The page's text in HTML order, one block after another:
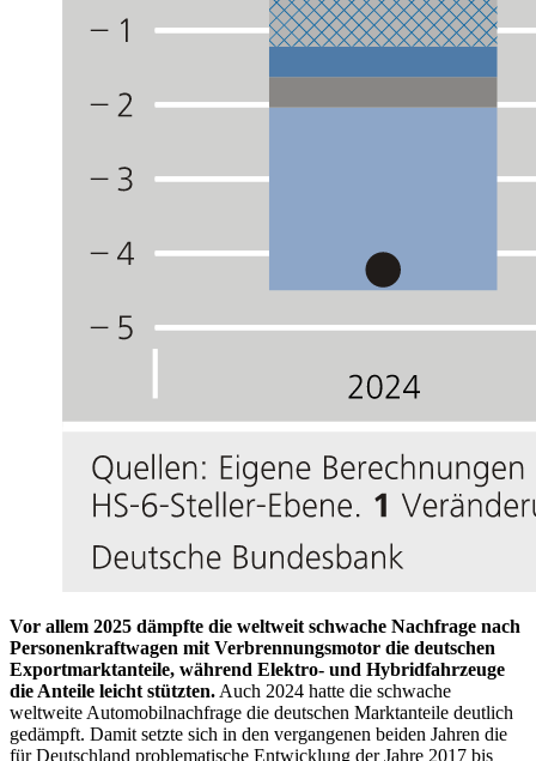
Vor allem 2025 dämpfte die weltweit schwache Nachfrage nach
Personenkraftwagen mit Verbrennungsmotor die deutschen
Exportmarktanteile, während Elektro- und Hybridfahrzeuge
die Anteile leicht stützten. Auch 2024 hatte die schwache
weltweite Automobilnachfrage die deutschen Marktanteile deutlich
gedämpft. Damit setzte sich in den vergangenen beiden Jahren die
für Deutschland problematische Entwicklung der Jahre 2017 bis